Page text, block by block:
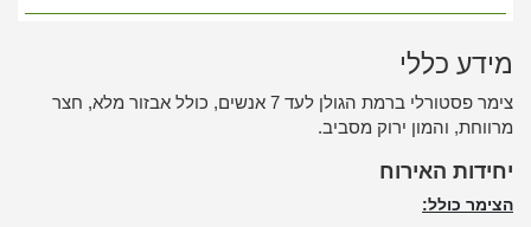
מידע כללי
צימר פסטורלי ברמת הגולן לעד 7 אנשים, כולל אבזור מלא, חצר
מרווחת, והמון ירוק מסביב.
יחידות האירוח
הצימר כולל: